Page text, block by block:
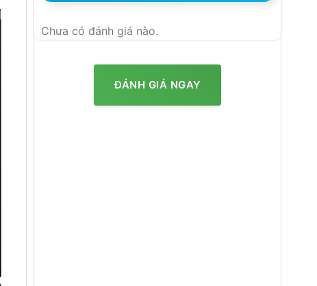
Chưa có đánh giá nào.
ĐÁNH GIÁ NGAY